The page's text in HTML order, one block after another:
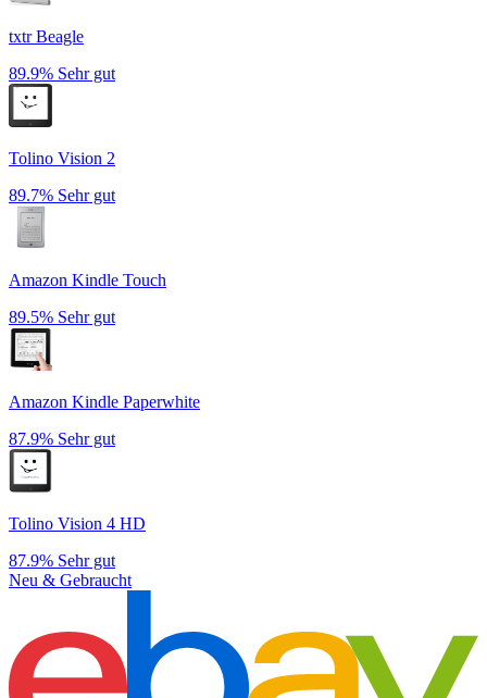
txtr Beagle
89.9% Sehr gut
Tolino Vision 2
89.7% Sehr gut
Amazon Kindle Touch
89.5% Sehr gut
Amazon Kindle Paperwhite
87.9% Sehr gut
Tolino Vision 4 HD
87.9% Sehr gut
Neu & Gebraucht